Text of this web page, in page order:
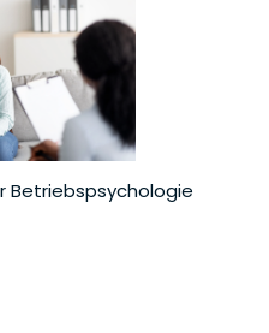
Betriebspsychologie